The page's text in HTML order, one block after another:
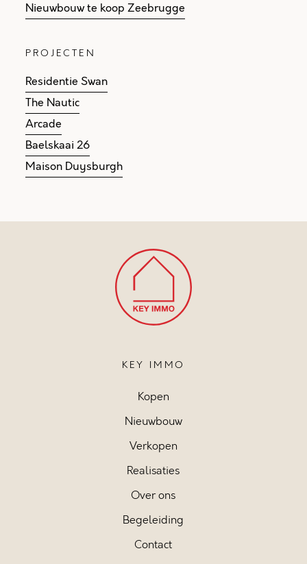
Nieuwbouw te koop Zeebrugge
PROJECTEN
Residentie Swan
The Nautic
Arcade
Baelskaai 26
Maison Duysburgh
KEY IMMO
Kopen
Nieuwbouw
Verkopen
Realisaties
Over ons
Begeleiding
Contact